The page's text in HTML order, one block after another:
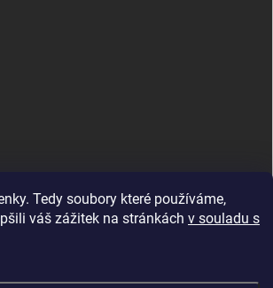
Tedy soubory které používáme,
váš zážitek na stránkách v souladu s